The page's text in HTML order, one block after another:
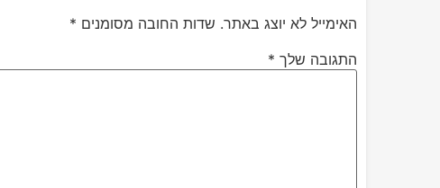
האימייל לא יוצג באתר. שדות החובה מסומנים *
התגובה שלך *